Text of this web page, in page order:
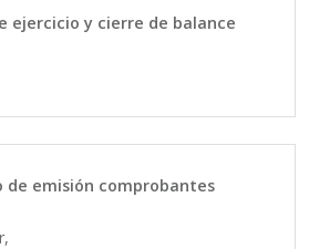
ejercicio y cierre de balance
de emisión comprobantes